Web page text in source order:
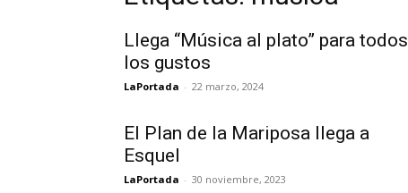
Llega “Música al plato” para todos
los gustos
LaPortada - 22 marzo, 2024
El Plan de la Mariposa llega a
Esquel
LaPortada - 30 noviembre, 2023